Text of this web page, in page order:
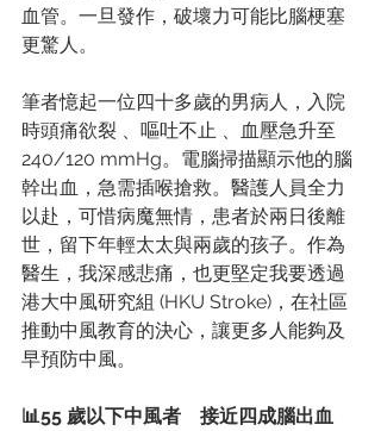
血管。一旦發作，破壞力可能比腦梗塞
更驚人。
筆者憶起一位四十多歲的男病人，入院
時頭痛欲裂 、嘔吐不止 、血壓急升至
240/120 mmHg。電腦掃描顯示他的腦
幹出血，急需插喉搶救。醫護人員全力
以赴，可惜病魔無情，患者於兩日後離
世，留下年輕太太與兩歲的孩子。作為
醫生，我深感悲痛，也更堅定我要透過
港大中風研究組 (HKU Stroke)，在社區
推動中風教育的決心，讓更多人能夠及
早預防中風。
📊55 歲以下中風者　接近四成腦出血